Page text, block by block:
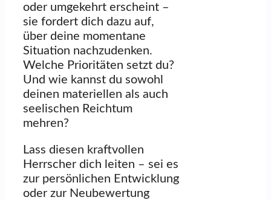
oder umgekehrt erscheint –
sie fordert dich dazu auf,
über deine momentane
Situation nachzudenken.
Welche Prioritäten setzt du?
Und wie kannst du sowohl
deinen materiellen als auch
seelischen Reichtum
mehren?
Lass diesen kraftvollen
Herrscher dich leiten – sei es
zur persönlichen Entwicklung
oder zur Neubewertung